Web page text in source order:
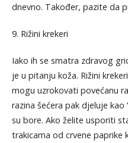
dnevno. Također, pazite da
9. Rižini krekeri
Iako ih se smatra zdravog
je u pitanju koža. Rižini
mogu uzrokovati povećanu
razina šećera pak djeluje kao
su bore. Ako želite usporiti
trakicama od crvene